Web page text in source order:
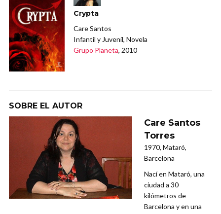
Crypta
Care Santos
Infantil y Juvenil, Novela
Grupo Planeta, 2010
SOBRE EL AUTOR
Care Santos
Torres
1970, Mataró,
Barcelona
Nací en Mataró, una
ciudad a 30
kilómetros de
Barcelona y en una